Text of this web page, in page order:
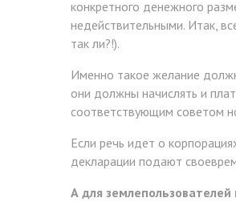
конкретного денежного
недействительными. Итак,
так ли?!).
Именно такое желание
они должны начислять и
соответствующим советом
Если речь идет о
декларации подают
А для